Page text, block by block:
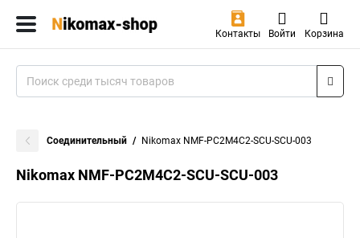
Контакты Войти Корзина
Соединительный Nikomax NMF-PC2M4C2-SCU-SCU-003
Nikomax NMF-PC2M4C2-SCU-SCU-003